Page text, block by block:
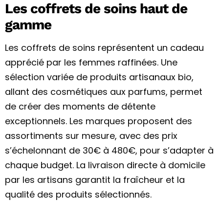
Les coffrets de soins haut de
gamme
Les coffrets de soins représentent un cadeau
apprécié par les femmes raffinées. Une
sélection variée de produits artisanaux bio,
allant des cosmétiques aux parfums, permet
de créer des moments de détente
exceptionnels. Les marques proposent des
assortiments sur mesure, avec des prix
s’échelonnant de 30€ à 480€, pour s’adapter à
chaque budget. La livraison directe à domicile
par les artisans garantit la fraîcheur et la
qualité des produits sélectionnés.